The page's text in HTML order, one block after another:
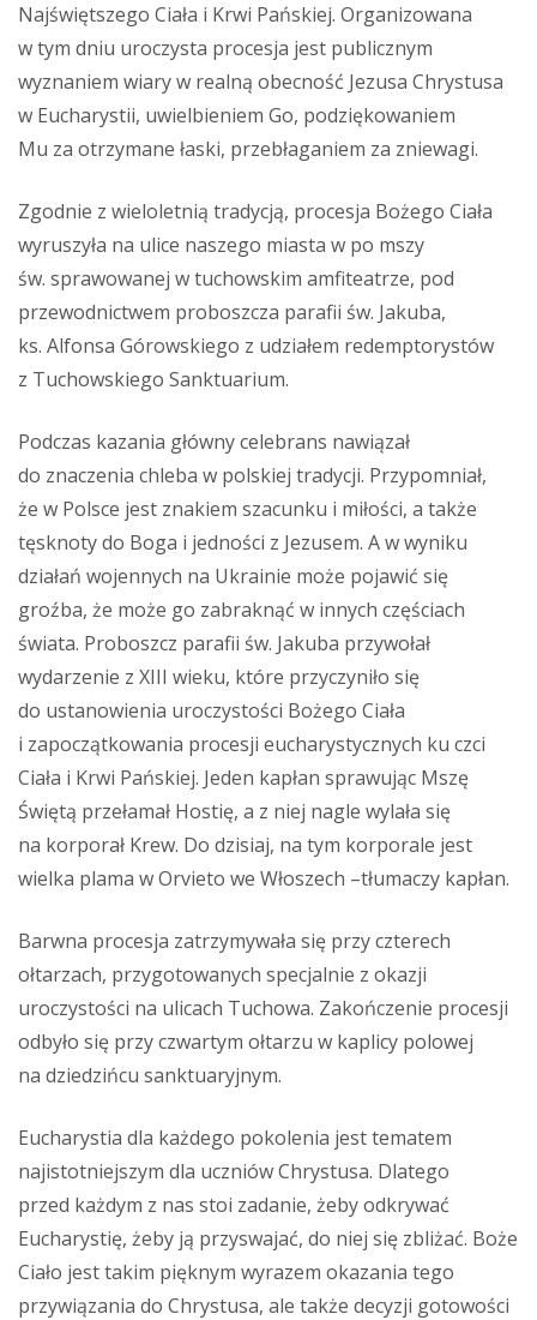
Najświętszego Ciała i Krwi Pańskiej. Organizowana
w tym dniu uroczysta procesja jest publicznym
wyznaniem wiary w realną obecność Jezusa Chrystusa
w Eucharystii, uwielbieniem Go, podziękowaniem
Mu za otrzymane łaski, przebłaganiem za zniewagi.
Zgodnie z wieloletnią tradycją, procesja Bożego Ciała
wyruszyła na ulice naszego miasta w po mszy
św. sprawowanej w tuchowskim amfiteatrze, pod
przewodnictwem proboszcza parafii św. Jakuba,
ks. Alfonsa Górowskiego z udziałem redemptorystów
z Tuchowskiego Sanktuarium.
Podczas kazania główny celebrans nawiązał
do znaczenia chleba w polskiej tradycji. Przypomniał,
że w Polsce jest znakiem szacunku i miłości, a także
tęsknoty do Boga i jedności z Jezusem. A w wyniku
działań wojennych na Ukrainie może pojawić się
groźba, że może go zabraknąć w innych częściach
świata. Proboszcz parafii św. Jakuba przywołał
wydarzenie z XIII wieku, które przyczyniło się
do ustanowienia uroczystości Bożego Ciała
i zapoczątkowania procesji eucharystycznych ku czci
Ciała i Krwi Pańskiej. Jeden kapłan sprawując Mszę
Świętą przełamał Hostię, a z niej nagle wylała się
na korporał Krew. Do dzisiaj, na tym korporale jest
wielka plama w Orvieto we Włoszech –tłumaczy kapłan.
Barwna procesja zatrzymywała się przy czterech
ołtarzach, przygotowanych specjalnie z okazji
uroczystości na ulicach Tuchowa. Zakończenie procesji
odbyło się przy czwartym ołtarzu w kaplicy polowej
na dziedzińcu sanktuaryjnym.
Eucharystia dla każdego pokolenia jest tematem
najistotniejszym dla uczniów Chrystusa. Dlatego
przed każdym z nas stoi zadanie, żeby odkrywać
Eucharystię, żeby ją przyswajać, do niej się zbliżać. Boże
Ciało jest takim pięknym wyrazem okazania tego
przywiązania do Chrystusa, ale także decyzji gotowości